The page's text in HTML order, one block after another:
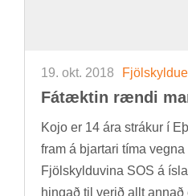
19. okt. 2018
Fá­tækt­in rændi
Kojo er 14 ára strák­ur í
fram á bjart­ari tíma
Fjöl­skyldu­vina SOS á
hing­að til ver­ið allt